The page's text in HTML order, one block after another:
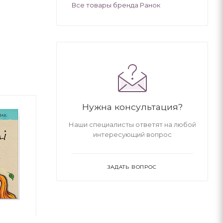
Все товары бренда Ранок
Нужна консультация?
Наши специалисты ответят на любой
интересующий вопрос
ЗАДАТЬ ВОПРОС